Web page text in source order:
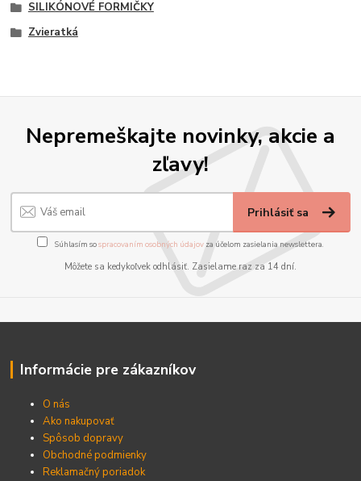
SILIKÓNOVÉ FORMIČKY
Zvieratká
Nepremeškajte novinky, akcie a
zľavy!
Prihlásiť sa
Súhlasím sospracovaním osobných údajov za účelom zasielania newslettera.
Môžete sa kedykoľvek odhlásiť. Zasielame raz za 14 dní.
Informácie pre zákazníkov
O nás
Ako nakupovať
Spôsob dopravy
Obchodné podmienky
Reklamačný poriadok